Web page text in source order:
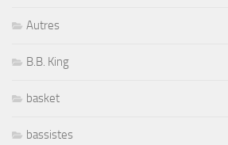
Autres
B.B. King
basket
bassistes